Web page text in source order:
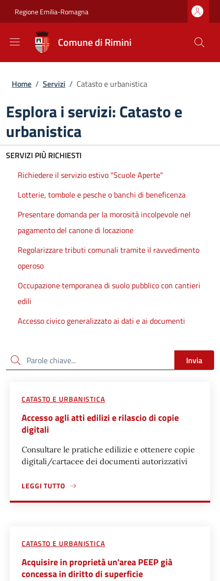
Regione Emilia-Romagna
Comune di Rimini
Briciole di pane
Home / Servizi / Catasto e urbanistica
Esplora i servizi: Catasto e
urbanistica
Cerca Invia
CATASTO E URBANISTICA
Accesso agli atti edilizi e rilascio di copie
digitali
Consultare le pratiche edilizie e ottenere copie
digitali/cartacee dei documenti autorizzativi
LEGGI TUTTO
A PROPOSITO DI ACCESSO AGLI ATTI EDILIZI E RILASCIO
CATASTO E URBANISTICA
Acquisire in proprietà un'area PEEP già
concessa in diritto di superficie
SERVIZI PIÙ RICHIESTI
Richiedere il servizio estivo "Scuole Aperte"
Lotterie, tombole e pesche o banchi di beneficenza
Presentare domanda per la morosità incolpevole nel
pagamento del canone di locazione
Regolarizzare tributi comunali tramite il ravvedimento
operoso
Occupazione temporanea di suolo pubblico con cantieri
edili
Accesso civico generalizzato ai dati e ai documenti